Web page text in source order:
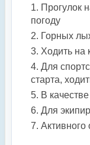
Прогулок
погоду
Горных
Ходить на
Для
старта,
В
Для
Активного